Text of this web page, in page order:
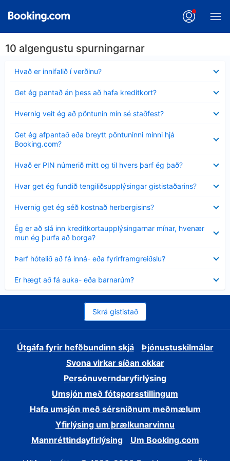
10 algengustu spurningarnar
Hvað er innifalið í verðinu?
sýnt
Get ég pantað án þess að hafa kreditkort?
sýnt
Hvernig veit ég að pöntunin mín sé staðfest?
sýnt
Get ég afpantað eða breytt pöntuninni minni hjá
Booking.com?
sýnt
Hvað er PIN númerið mitt og til hvers þarf ég það?
sýnt
Hvar get ég fundið tengiliðsupplýsingar gististaðarins?
sýnt
Hvernig get ég séð kostnað herbergisins?
sýnt
Ég er að slá inn kreditkortaupplýsingarnar mínar, hvenær
mun ég þurfa að borga?
Minna
sýnt
Þarf hótelið að fá inná- eða fyrirframgreiðslu?
sýnt
Er hægt að fá auka- eða barnarúm?
sýnt
Skrá gististað
Útgáfa fyrir hefðbundinn skjá
Þjónustuskilmálar
Svona virkar síðan okkar
Persónuverndaryfirlýsing
Umsjón með fótsporsstillingum
Hafa umsjón með sérsniðnum meðmælum
Yfirlýsing um þrælkunarvinnu
Mannréttindayfirlýsing
Um Booking.com